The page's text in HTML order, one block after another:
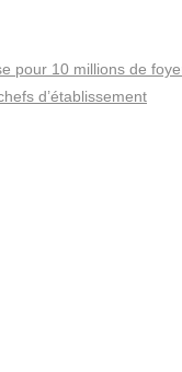
pour 10 millions de
d’établissement